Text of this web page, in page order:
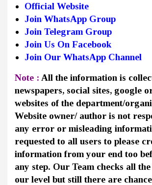
Official Website
Join WhatsApp Group
Join Telegram Group
Join Us On Facebook
Join Our WhatsApp Channel
Note : All the information is
newspapers, social sites, google
websites of the department/
Website owner/ author is not
any error or misleading
requested to all users to please
information from your end too
any step. Our Team checks all
our level but still there are